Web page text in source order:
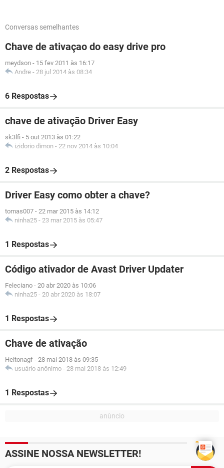
Conversas semelhantes
Chave de ativaçao do easy drive pro
meydson - 15 fev 2011 às 16:17
Andre - 28 jul 2014 às 08:34
6 Respostas
chave de ativação Driver Easy
sk3lfi - 5 out 2013 às 01:22
izidorio dimon - 22 nov 2014 às 10:04
2 Respostas
Driver Easy como obter a chave?
tomas007 - 22 mar 2015 às 14:12
ninha25 - 23 mar 2015 às 05:47
1 Respostas
Código ativador de Avast Driver Updater
Feleciano - 20 abr 2020 às 10:06
ninha25 - 20 abr 2020 às 18:07
1 Respostas
Chave de ativação
Heltonagf - 28 mai 2018 às 09:35
usuário anônimo - 28 mai 2018 às 12:49
1 Respostas
ASSINE NOSSA NEWSLETTER!